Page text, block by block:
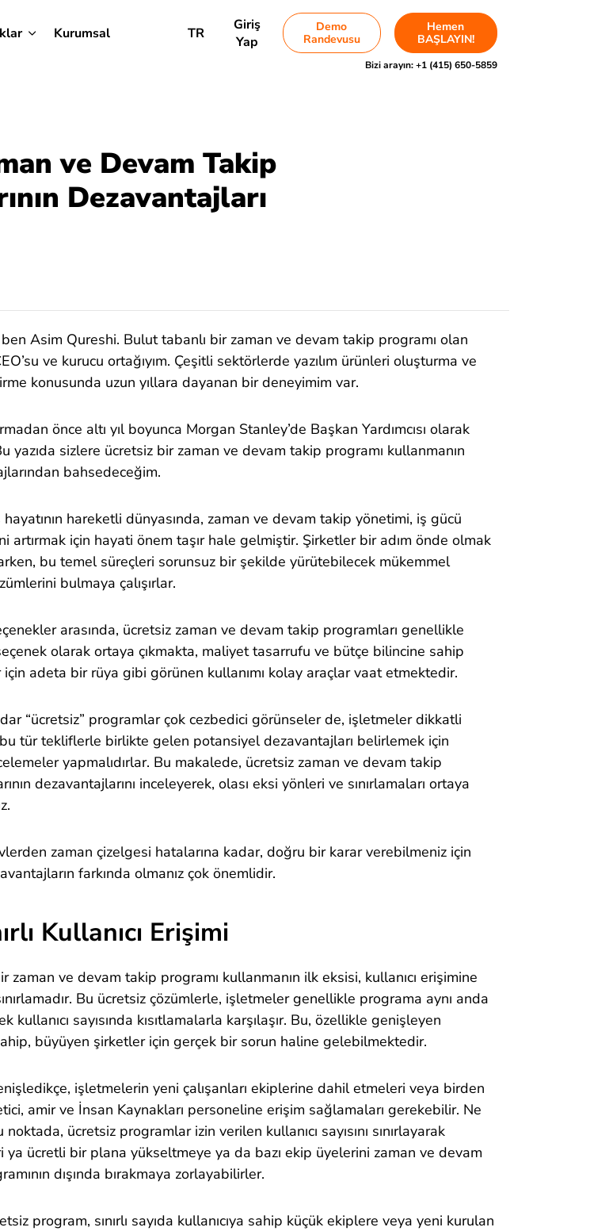
Kurumsal TR
Giriş
Yap
Demo
Randevusu
Hemen
BAŞLAYIN!
Bizi arayın:+1 (415) 650-5859
ve Devam Takip
Dezavantajları
Asim Qureshi. Bulut tabanlı bir zaman ve devam takip programı olan
ve kurucu ortağıyım. Çeşitli sektörlerde yazılım ürünleri oluşturma ve
konusunda uzun yıllara dayanan bir deneyimim var.
önce altı yıl boyunca Morgan Stanley’de Başkan Yardımcısı olarak
yazıda sizlere ücretsiz bir zaman ve devam takip programı kullanmanın
bahsedeceğim.
hareketli dünyasında, zaman ve devam takip yönetimi, iş gücü
artırmak için hayati önem taşır hale gelmiştir. Şirketler bir adım önde olmak
bu temel süreçleri sorunsuz bir şekilde yürütebilecek mükemmel
bulmaya çalışırlar.
arasında, ücretsiz zaman ve devam takip programları genellikle
olarak ortaya çıkmakta, maliyet tasarrufu ve bütçe bilincine sahip
adeta bir rüya gibi görünen kullanımı kolay araçlar vaat etmektedir.
“ücretsiz” programlar çok cezbedici görünseler de, işletmeler dikkatli
tür tekliflerle birlikte gelen potansiyel dezavantajları belirlemek için
yapmalıdırlar. Bu makalede, ücretsiz zaman ve devam takip
dezavantajlarını inceleyerek, olası eksi yönleri ve sınırlamaları ortaya
zaman çizelgesi hatalarına kadar, doğru bir karar verebilmeniz için
farkında olmanız çok önemlidir.
Kullanıcı Erişimi
zaman ve devam takip programı kullanmanın ilk eksisi, kullanıcı erişimine
Bu ücretsiz çözümlerle, işletmeler genellikle programa aynı anda
kullanıcı sayısında kısıtlamalarla karşılaşır. Bu, özellikle genişleyen
büyüyen şirketler için gerçek bir sorun haline gelebilmektedir.
işletmelerin yeni çalışanları ekiplerine dahil etmeleri veya birden
amir ve İnsan Kaynakları personeline erişim sağlamaları gerekebilir. Ne
noktada, ücretsiz programlar izin verilen kullanıcı sayısını sınırlayarak
ya ücretli bir plana yükseltmeye ya da bazı ekip üyelerini zaman ve devam
dışında bırakmaya zorlayabilirler.
program, sınırlı sayıda kullanıcıya sahip küçük ekiplere veya yeni kurulan